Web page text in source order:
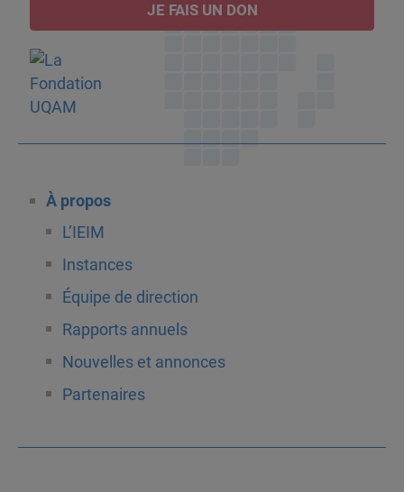
JE FAIS UN DON
À propos
L’IEIM
Instances
Équipe de direction
Rapports annuels
Nouvelles et annonces
Partenaires